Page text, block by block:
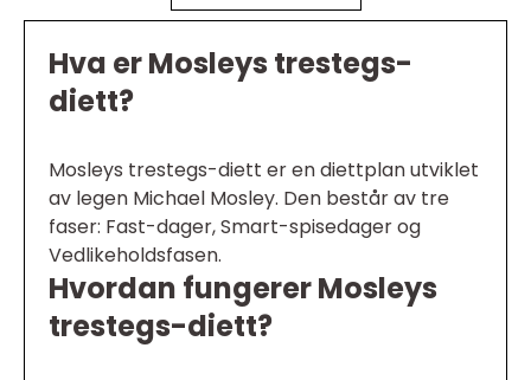
Hva er Mosleys trestegs-
diett?
Mosleys trestegs-diett er en diettplan utviklet
av legen Michael Mosley. Den består av tre
faser: Fast-dager, Smart-spisedager og
Vedlikeholdsfasen.
Hvordan fungerer Mosleys
trestegs-diett?